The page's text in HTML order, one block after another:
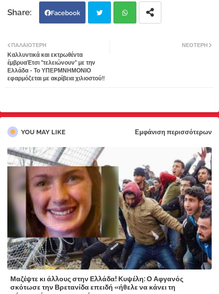
Facebook
ΝΕΌΤΕΡΗ
ΠΑΛΑΙΌΤΕΡΗ
Καλλυντικά και εκτρωθέντα
έμβρυαΈτσι "τελειώνουν" με την
Ελλάδα - Το ΥΠΕΡΜΝΗΜΟΝΙΟ
εφαρμόζεται με ακρίβεια χιλιοστού!!
YOU MAY LIKE Εμφάνιση περισσότερων
Μαζέψτε κι άλλους στην Ελλάδα! Κυψέλη: Ο Αφγανός
σκότωσε την Βρετανίδα επειδή «ήθελε να κάνει τη